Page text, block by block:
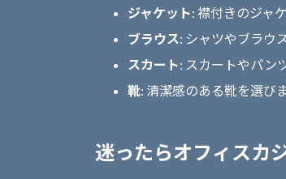
ジャケット: 襟付きのジャ
ブラウス: シャツやブラウ
スカート: スカートやパン
靴: 清潔感のある靴を選び
迷ったらオフィスカ